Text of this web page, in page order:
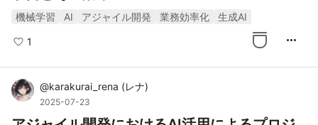
機械学習 AI アジャイル開発 業務効率化 生成AI
1 more_horiz
@karakurai_rena (レナ)
2025-07-23